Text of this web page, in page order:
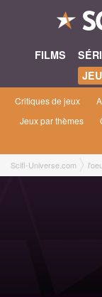
FILMS
Critiques de jeux
Jeux par thèmes
Scifi-Universe.com